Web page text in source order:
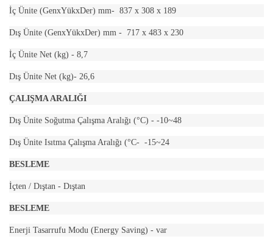
İç Ünite (GenxYükxDer) mm- 837 x 308 x 189
Dış Ünite (GenxYükxDer) mm - 717 x 483 x 230
İç Ünite Net (kg) - 8,7
Dış Ünite Net (kg)- 26,6
ÇALIŞMA ARALIĞI
Dış Ünite Soğutma Çalışma Aralığı (°C) - -10~48
Dış Ünite Isıtma Çalışma Aralığı (°C- -15~24
BESLEME
İçten / Dıştan - Dıştan
BESLEME
Enerji Tasarrufu Modu (Energy Saving) - var